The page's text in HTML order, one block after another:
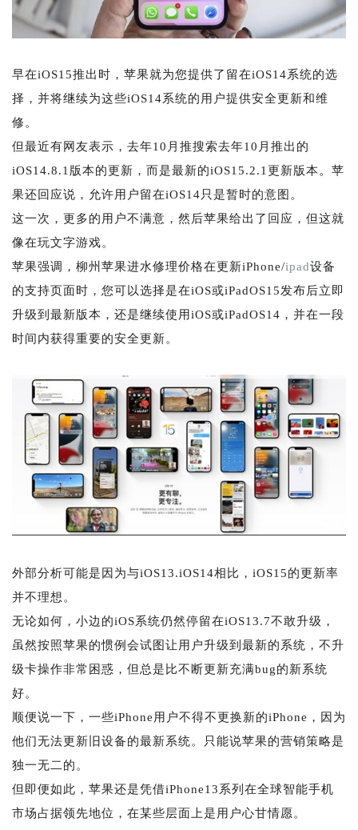
早在iOS15推出时，苹果就为您提供了留在iOS14系统的选
择，并将继续为这些iOS14系统的用户提供安全更新和维
修。
但最近有网友表示，去年10月推搜索去年10月推出的
iOS14.8.1版本的更新，而是最新的iOS15.2.1更新版本。苹
果还回应说，允许用户留在iOS14只是暂时的意图。
这一次，更多的用户不满意，然后苹果给出了回应，但这就
像在玩文字游戏。
苹果强调，柳州苹果进水修理价格在更新iPhone/ipad设备
的支持页面时，您可以选择是在iOS或iPadOS15发布后立即
升级到最新版本，还是继续使用iOS或iPadOS14，并在一段
时间内获得重要的安全更新。
外部分析可能是因为与iOS13.iOS14相比，iOS15的更新率
并不理想。
无论如何，小边的iOS系统仍然停留在iOS13.7不敢升级，
虽然按照苹果的惯例会试图让用户升级到最新的系统，不升
级卡操作非常困惑，但总是比不断更新充满bug的新系统
好。
顺便说一下，一些iPhone用户不得不更换新的iPhone，因为
他们无法更新旧设备的最新系统。只能说苹果的营销策略是
独一无二的。
但即便如此，苹果还是凭借iPhone13系列在全球智能手机
市场占据领先地位，在某些层面上是用户心甘情愿。